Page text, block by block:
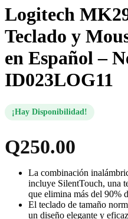
Logitech
Teclado y
en Español –
ID023LOG11
¡Hay Disponibilidad!
Q250.00
La combinación
incluye SilentTouch, una
que elimina más del 90%
El teclado de tamaño
un diseño elegante y